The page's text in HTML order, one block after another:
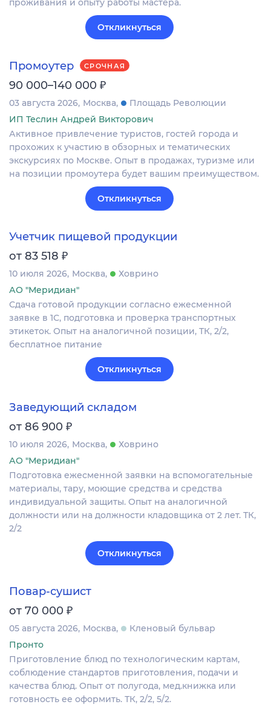
проживания и опыту работы мастера.
Откликнуться
Промоутер СРОЧНАЯ
90 000–140 000 ₽
03 августа 2026 Москва
Площадь Революции
ИП Теслин Андрей Викторович
Активное привлечение туристов, гостей города и
прохожих к участию в обзорных и тематических
экскурсиях по Москве. Опыт в продажах, туризме или
на позиции промоутера будет вашим преимуществом.
Откликнуться
Учетчик пищевой продукции
от 83 518 ₽
10 июля 2026 Москва
Ховрино
АО "Меридиан"
Сдача готовой продукции согласно ежесменной
заявке в 1С, подготовка и проверка транспортных
этикеток. Опыт на аналогичной позиции, ТК, 2/2,
бесплатное питание
Откликнуться
Заведующий складом
от 86 900 ₽
10 июля 2026 Москва
Ховрино
АО "Меридиан"
Подготовка ежесменной заявки на вспомогательные
материалы, тару, моющие средства и средства
индивидуальной защиты. Опыт на аналогичной
должности или на должности кладовщика от 2 лет. ТК,
2/2
Откликнуться
Повар-сушист
от 70 000 ₽
05 августа 2026 Москва
Кленовый бульвар
Пронто
Приготовление блюд по технологическим картам,
соблюдение стандартов приготовления, подачи и
качества блюд. Опыт от полугода, мед.книжка или
готовность ее оформить. ТК, 2/2, 5/2.